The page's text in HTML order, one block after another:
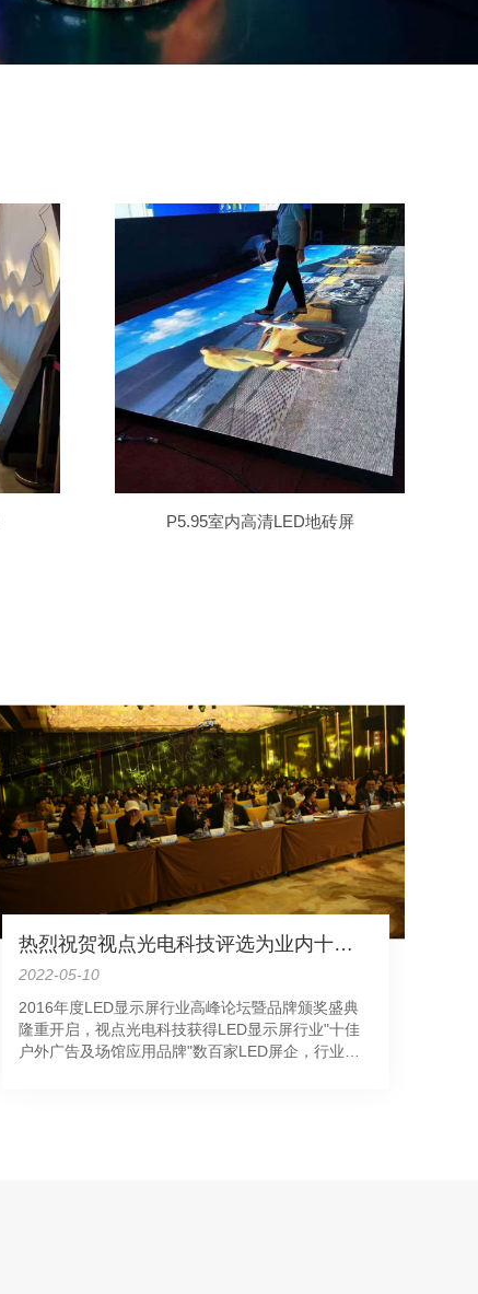
P5.95室内高清LED地砖屏
热烈祝贺视点光电科技评选为业内十佳企业
2022-05-10
2016年度LED显示屏行业高峰论坛暨品牌颁奖盛典
隆重开启，视点光电科技获得LED显示屏行业"十佳
户外广告及场馆应用品牌"数百家LED屏企，行业大